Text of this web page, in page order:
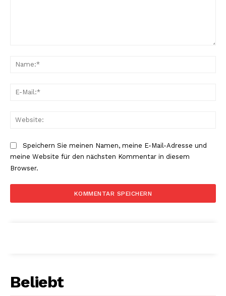
Speichern Sie meinen Namen, meine E-Mail-Adresse und
meine Website für den nächsten Kommentar in diesem
Browser.
Beliebt